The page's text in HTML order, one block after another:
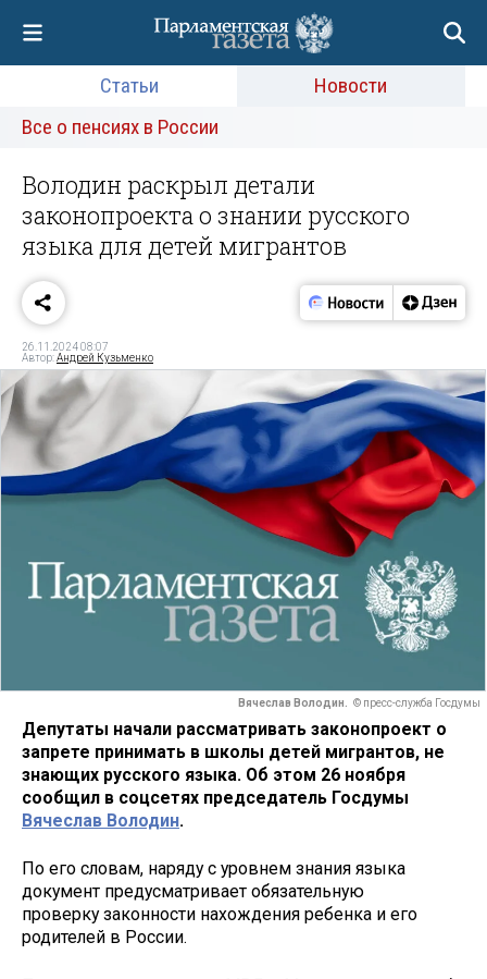
Статьи
Новости
Все о пенсиях в России
Володин раскрыл детали
законопроекта о знании русского
языка для детей мигрантов
26.11.2024 08:07
Автор:Андрей Кузьменко
Вячеслав Володин. © пресс-служба Госдумы
Депутаты начали рассматривать законопроект о
запрете принимать в школы детей мигрантов, не
знающих русского языка. Об этом 26 ноября
сообщил в соцсетях председатель Госдумы
Вячеслав Володин.
По его словам, наряду с уровнем знания языка
документ предусматривает обязательную
проверку законности нахождения ребенка и его
родителей в России.